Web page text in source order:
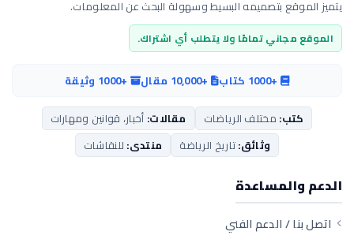
يتميز الموقع بتصميمه البسيط وسهولة البحث عن المعلومات.
الموقع مجاني تمامًا ولا يتطلب أي اشتراك.
+1000 كتاب +10,000 مقال
+1000 وثيقة
كتب: مختلف الرياضات مقالات: أخبار، قوانين ومهارات
وثائق:تاريخ الرياضة منتدى: للنقاشات
الدعم والمساعدة
اتصل بنا / الدعم الفني